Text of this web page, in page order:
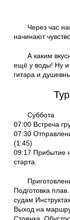
Через час
начинают
А каким
ещё у воды! Ну и
гитара и
Суббота
07:00 Встреча
07:30
(1:45)
09:17 Прибытие
старта.
Подготовка
судам
Выход на